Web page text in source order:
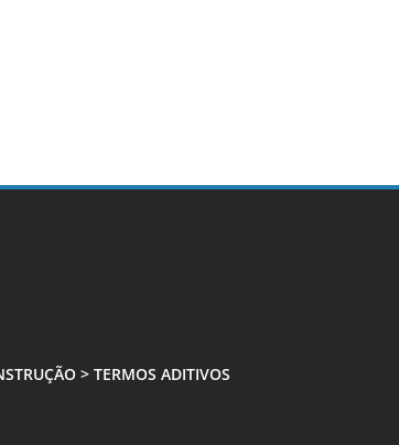
> TERMOS ADITIVOS